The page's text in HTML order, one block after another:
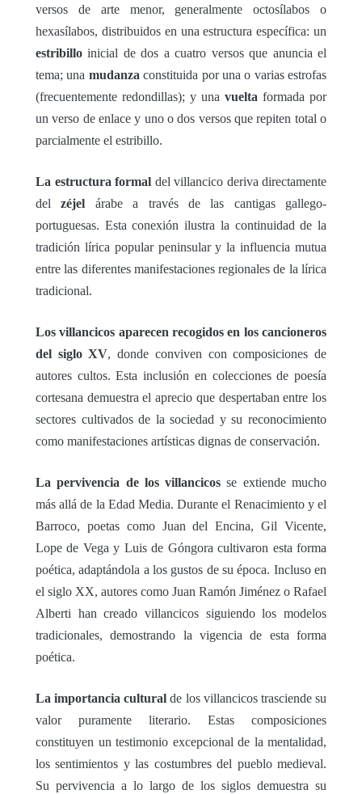
versos de arte menor, generalmente octosílabos o
hexasílabos, distribuidos en una estructura específica: un
estribillo inicial de dos a cuatro versos que anuncia el
tema; una mudanza constituida por una o varias estrofas
(frecuentemente redondillas); y una vuelta formada por
un verso de enlace y uno o dos versos que repiten total o
parcialmente el estribillo.
La estructura formal del villancico deriva directamente
delzéjel árabe a través de las cantigas gallego-
portuguesas. Esta conexión ilustra la continuidad de la
tradición lírica popular peninsular y la influencia mutua
entre las diferentes manifestaciones regionales de la lírica
tradicional.
Los villancicos aparecen recogidos en los cancioneros
del siglo XV, donde conviven con composiciones de
autores cultos. Esta inclusión en colecciones de poesía
cortesana demuestra el aprecio que despertaban entre los
sectores cultivados de la sociedad y su reconocimiento
como manifestaciones artísticas dignas de conservación.
La pervivencia de los villancicos se extiende mucho
más allá de la Edad Media. Durante el Renacimiento y el
Barroco, poetas como Juan del Encina, Gil Vicente,
Lope de Vega y Luis de Góngora cultivaron esta forma
poética, adaptándola a los gustos de su época. Incluso en
el siglo XX, autores como Juan Ramón Jiménez o Rafael
Alberti han creado villancicos siguiendo los modelos
tradicionales, demostrando la vigencia de esta forma
poética.
La importancia cultural de los villancicos trasciende su
valor puramente literario. Estas composiciones
constituyen un testimonio excepcional de la mentalidad,
los sentimientos y las costumbres del pueblo medieval.
Su pervivencia a lo largo de los siglos demuestra su